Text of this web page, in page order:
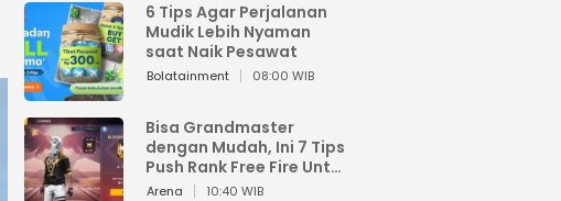
6 Tips Agar Perjalanan
Mudik Lebih Nyaman
saat Naik Pesawat
Bolatainment 08:00 WIB
Bisa Grandmaster
dengan Mudah, Ini 7 Tips
Push Rank Free Fire Untuk
Pemula
Arena 10:40 WIB